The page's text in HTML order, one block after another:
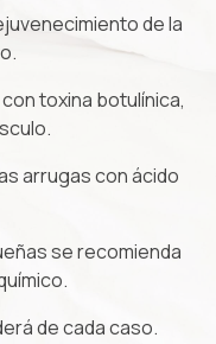
de la
toxina botulínica,
arrugas con ácido
se recomienda
de cada caso.